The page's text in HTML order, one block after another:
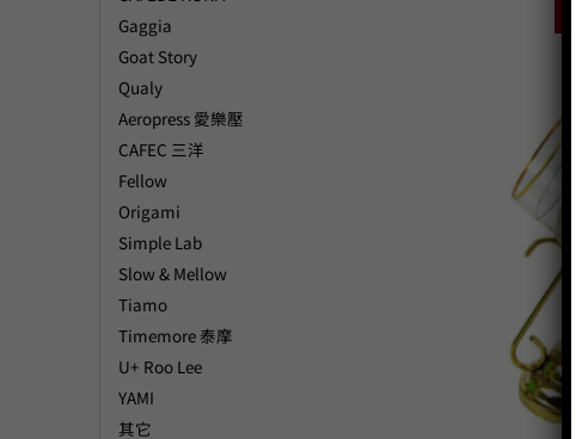
Gaggia
Goat Story
Qualy
Aeropress 愛樂壓
CAFEC 三洋
Fellow
Origami
Simple Lab
Slow & Mellow
Tiamo
Timemore 泰摩
U+ Roo Lee
YAMI
其它